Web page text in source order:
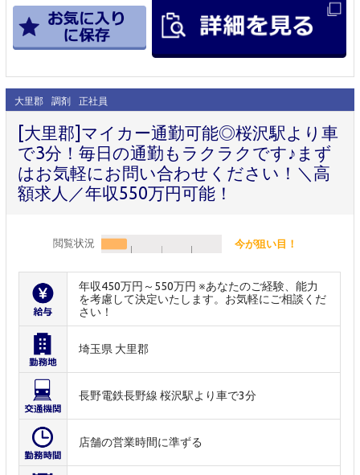
大里郡 調剤 正社員
[大里郡]マイカー通勤可能◎桜沢駅より車
で3分！毎日の通勤もラクラクです♪まず
はお気軽にお問い合わせください！＼高
額求人／年収550万円可能！
閲覧状況 今が狙い目！
年収450万円～550万円 ※あなたのご経験、能力
を考慮して決定いたします。お気軽にご相談くだ
さい！
埼玉県 大里郡
長野電鉄長野線 桜沢駅より車で3分
店舗の営業時間に準ずる